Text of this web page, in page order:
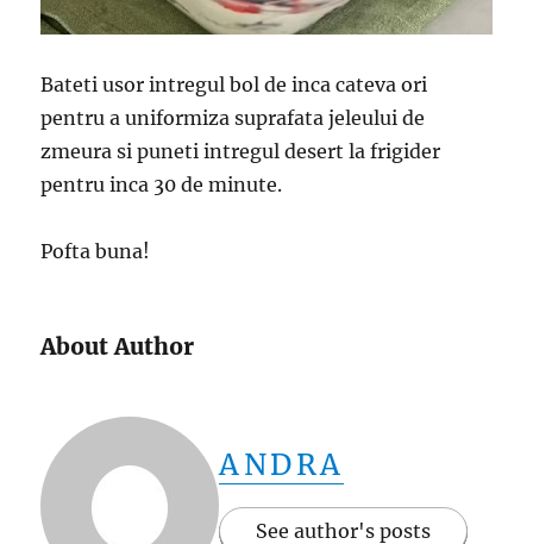
Bateti usor intregul bol de inca cateva ori
pentru a uniformiza suprafata jeleului de
zmeura si puneti intregul desert la frigider
pentru inca 30 de minute.
Pofta buna!
About Author
ANDRA
See author's posts